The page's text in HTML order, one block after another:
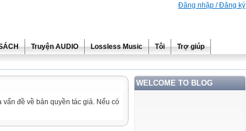
Đăng nhập / Đăng ký
Truyện AUDIO Lossless Music Tôi
Trợ giúp
WELCOME TO BLOG
đề về bản quyền tác giả. Nếu có